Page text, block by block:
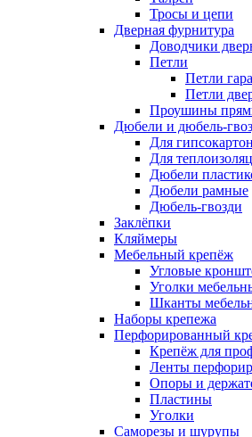
Тросы и цепи
Дверная фурнитура
Доводчики
Петли
Петли
Петли
Проушины
Дюбели и дюбель-
Для
Для
Дюбели
Дюбели рамные
Дюбель-гвозди
Заклёпки
Кляймеры
Мебельный крепёж
Угловые
Уголки
Шканты
Наборы крепежа
Перфорированный
Крепёж для
Ленты
Опоры и
Пластины
Уголки
Саморезы и шурупы